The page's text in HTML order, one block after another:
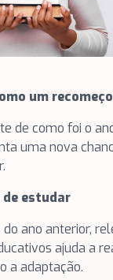
um recomeço
de como foi o
uma nova
de estudar
ano anterior,
ajuda a
a adaptação.